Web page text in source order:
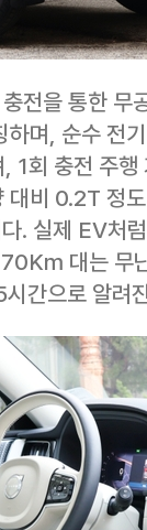
전을 통한
며, 순수 전
1회 충전 주
비 0.2T 정
. 실제 EV처
대는 무
간으로 알려